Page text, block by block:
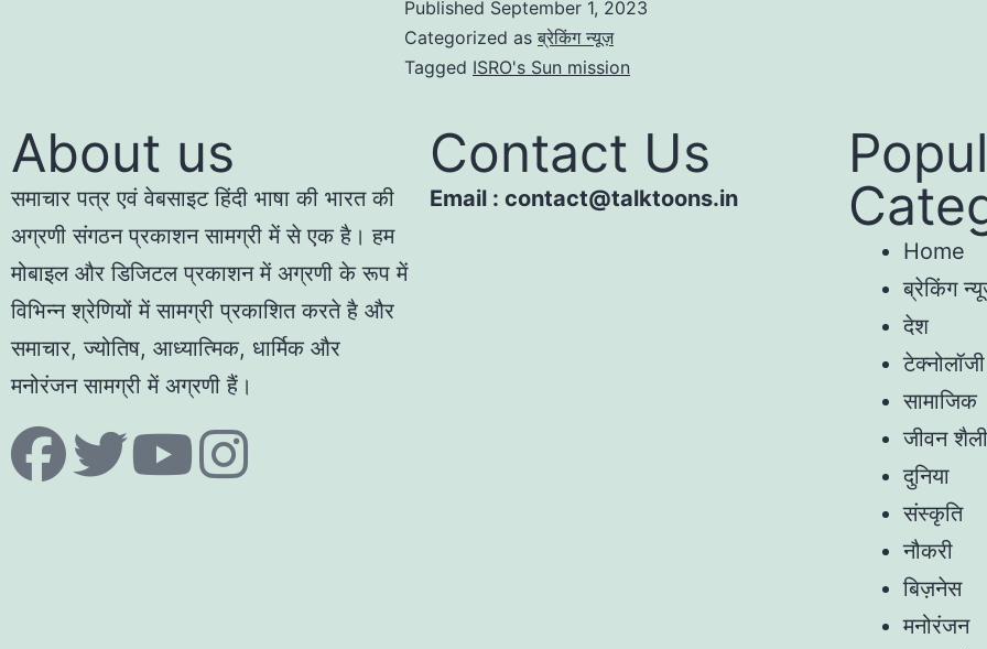
Published September 1, 2023
Categorized as ब्रेकिंग न्यूज़
Tagged ISRO's Sun mission
About us
समाचार पत्र एवं वेबसाइट हिंदी भाषा की भारत की
अग्रणी संगठन प्रकाशन सामग्री में से एक है। हम
मोबाइल और डिजिटल प्रकाशन में अग्रणी के रूप में
विभिन्न श्रेणियों में सामग्री प्रकाशित करते है और
समाचार, ज्योतिष, आध्यात्मिक, धार्मिक और
मनोरंजन सामग्री में अग्रणी हैं।
Contact Us
Email : contact@talktoons.in
Home
ब्रेकिंग
देश
टेक्नोलॉजी
सामाजिक
जीवन शैली
दुनिया
संस्कृति
नौकरी
बिज़नेस
मनोरंजन